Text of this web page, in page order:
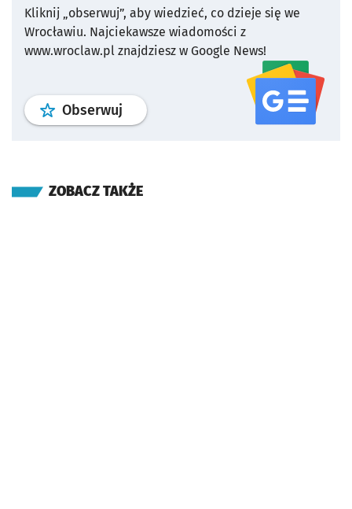
Kliknij „obserwuj”, aby wiedzieć, co dzieje się we
Wrocławiu. Najciekawsze wiadomości z
www.wroclaw.pl znajdziesz w Google News!
Obserwuj profil serwisu
ZOBACZ TAKŻE